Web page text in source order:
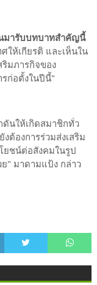
มารับบทบาทสำคัญนี้
ห้เกียรติ และเห็นใน
ริมภารกิจของ
ก่อตั้งในปีนี้"
ดันให้เกิดสมาชิกทั่ว
ต้องการร่วมส่งเสริม
ยชน์ต่อสังคมในรูป
" มาดามแป้ง กล่าว